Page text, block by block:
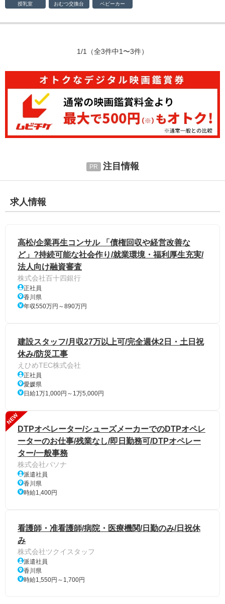
授乳室 おむつ交換台 ベビーカー
1/1 （全3件中1〜3件）
注目情報
求人情報
高松/企業再生コンサル 「債権回収や経営改善な
ど」?持続可能な社会作り/就業環境・福利厚生充実/
法人向け融資審査
株式会社百十四銀行
正社員
香川県
年収550万円～890万円
建設スタッフ/月収27万以上可/完全週休2日・土日祝
休み/防災工事
えひめTEC株式会社
正社員
愛媛県
日給1万1,000円～1万5,000円
NEW
DTPオペレーター/シューズメーカーでのDTPオペレ
ーターのお仕事/残業なし/即日勤務可/DTPオペレー
ター/一般事務
株式会社パソナ
派遣社員
香川県
時給1,400円
看護師・准看護師/病院・医療機関/日勤のみ/日祝休
み
株式会社ツクイスタッフ
派遣社員
香川県
時給1,550円～1,700円